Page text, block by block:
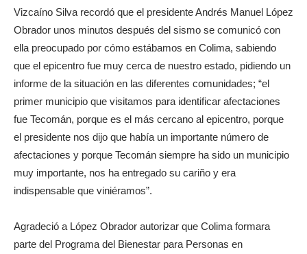
Vizcaíno Silva recordó que el presidente Andrés Manuel López
Obrador unos minutos después del sismo se comunicó con
ella preocupado por cómo estábamos en Colima, sabiendo
que el epicentro fue muy cerca de nuestro estado, pidiendo un
informe de la situación en las diferentes comunidades; “el
primer municipio que visitamos para identificar afectaciones
fue Tecomán, porque es el más cercano al epicentro, porque
el presidente nos dijo que había un importante número de
afectaciones y porque Tecomán siempre ha sido un municipio
muy importante, nos ha entregado su cariño y era
indispensable que viniéramos”.
Agradeció a López Obrador autorizar que Colima formara
parte del Programa del Bienestar para Personas en